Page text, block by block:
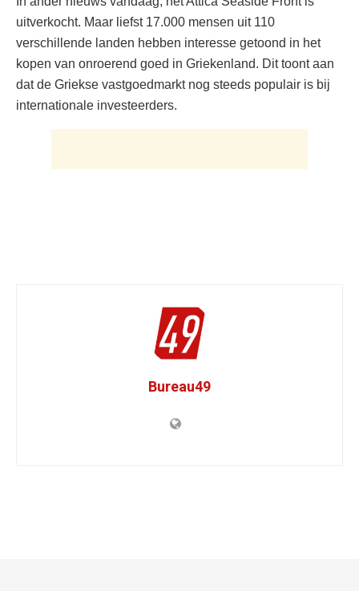
uitverkocht. Maar liefst 17.000 mensen uit 110
verschillende landen hebben interesse getoond in het
kopen van onroerend goed in Griekenland. Dit toont aan
dat de Griekse vastgoedmarkt nog steeds populair is bij
internationale investeerders.
Bureau49